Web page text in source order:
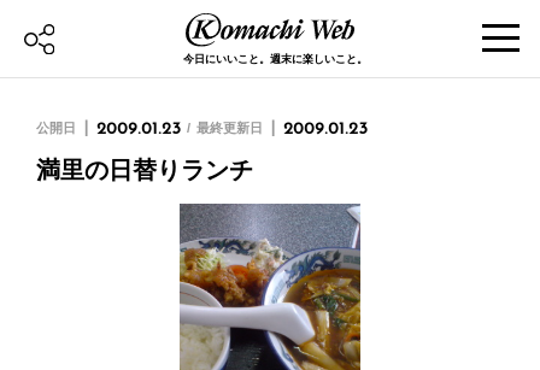
今日にいいこと。週末に楽しいこと。
公開日 2009.01.23 最終更新日 2009.01.23
満里の日替りランチ